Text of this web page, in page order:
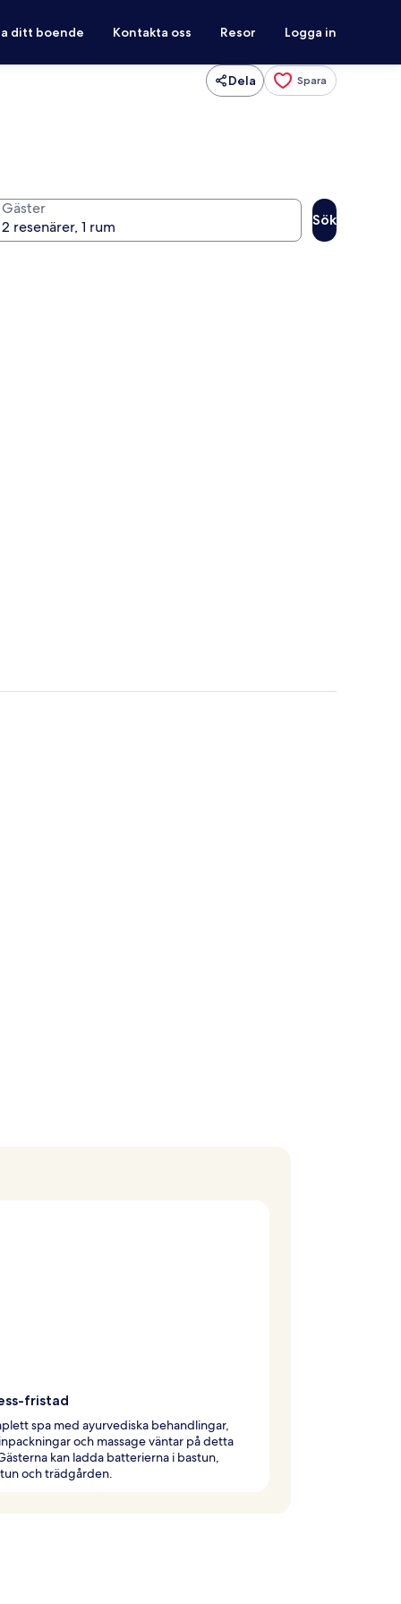
ditt boende Kontakta oss Resor Logga in
Dela Spara
Gäster
Sök
fristad
spa med ayurvediska behandlingar,
och massage väntar på detta
kan ladda batterierna i bastun,
och trädgården.